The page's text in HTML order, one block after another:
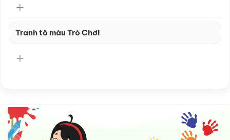
Tranh tô màu Trò Chơi